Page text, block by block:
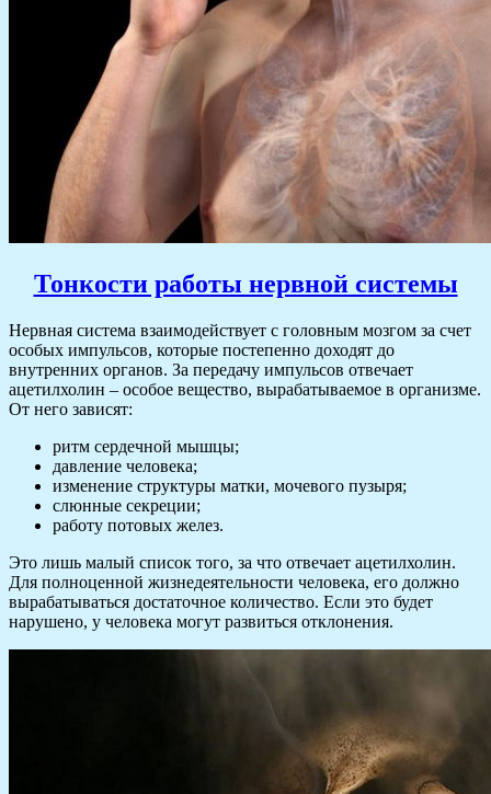
Тонкости работы нервной системы
Нервная система взаимодействует с головным мозгом за счет
особых импульсов, которые постепенно доходят до
внутренних органов. За передачу импульсов отвечает
ацетилхолин – особое вещество, вырабатываемое в организме.
От него зависят:
ритм сердечной мышцы;
давление человека;
изменение структуры матки, мочевого пузыря;
слюнные секреции;
работу потовых желез.
Это лишь малый список того, за что отвечает ацетилхолин.
Для полноценной жизнедеятельности человека, его должно
вырабатываться достаточное количество. Если это будет
нарушено, у человека могут развиться отклонения.